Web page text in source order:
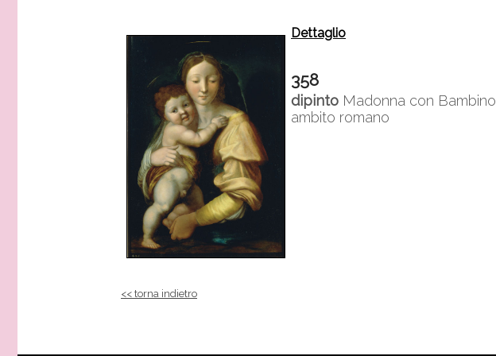
Dettaglio
358
dipinto Madonna con Bambino
ambito romano
<< torna indietro